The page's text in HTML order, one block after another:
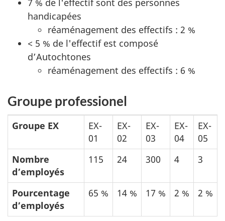
handicapées
réaménagement des effectifs : 2 %
< 5 % de l'effectif est composé
d’Autochtones
réaménagement des effectifs : 6 %
Groupe professionel
Groupe EX
EX-
01
EX-
02
EX-
03
EX-
04
EX-
05
Nombre
d’employés
115 24 300 4 3
Pourcentage
d’employés
65 % 14 % 17 % 2 % 2 %